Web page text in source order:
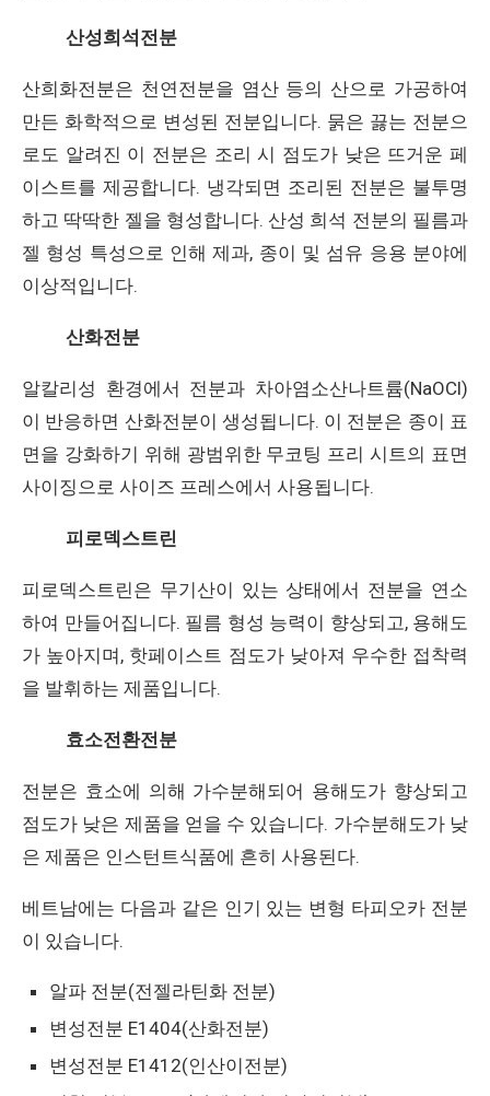
산성희석전분
산희화전분은 천연전분을 염산 등의 산으로 가공하여
만든 화학적으로 변성된 전분입니다. 묽은 끓는 전분으
로도 알려진 이 전분은 조리 시 점도가 낮은 뜨거운 페
이스트를 제공합니다. 냉각되면 조리된 전분은 불투명
하고 딱딱한 젤을 형성합니다. 산성 희석 전분의 필름과
젤 형성 특성으로 인해 제과, 종이 및 섬유 응용 분야에
이상적입니다.
산화전분
알칼리성 환경에서 전분과 차아염소산나트륨(NaOCl)
이 반응하면 산화전분이 생성됩니다. 이 전분은 종이 표
면을 강화하기 위해 광범위한 무코팅 프리 시트의 표면
사이징으로 사이즈 프레스에서 사용됩니다.
피로덱스트린
피로덱스트린은 무기산이 있는 상태에서 전분을 연소
하여 만들어집니다. 필름 형성 능력이 향상되고, 용해도
가 높아지며, 핫페이스트 점도가 낮아져 우수한 접착력
을 발휘하는 제품입니다.
효소전환전분
전분은 효소에 의해 가수분해되어 용해도가 향상되고
점도가 낮은 제품을 얻을 수 있습니다. 가수분해도가 낮
은 제품은 인스턴트식품에 흔히 사용된다.
베트남에는 다음과 같은 인기 있는 변형 타피오카 전분
이 있습니다.
알파 전분(전젤라틴화 전분)
변성전분 E1404(산화전분)
변성전분 E1412(인산이전분)